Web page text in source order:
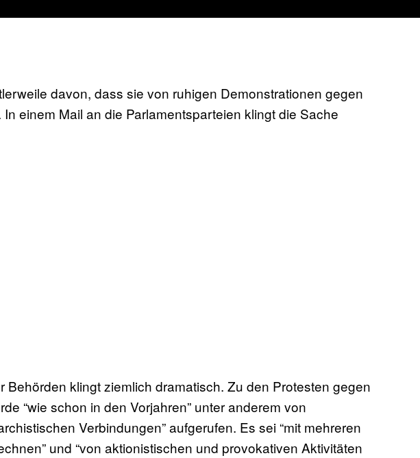
davon, dass sie von ruhigen Demonstrationen gegen
einem Mail an die Parlamentsparteien klingt die Sache
Behörden klingt ziemlich dramatisch. Zu den Protesten gegen
“wie schon in den Vorjahren” unter anderem von
Verbindungen” aufgerufen. Es sei “mit mehreren
und “von aktionistischen und provokativen Aktivitäten